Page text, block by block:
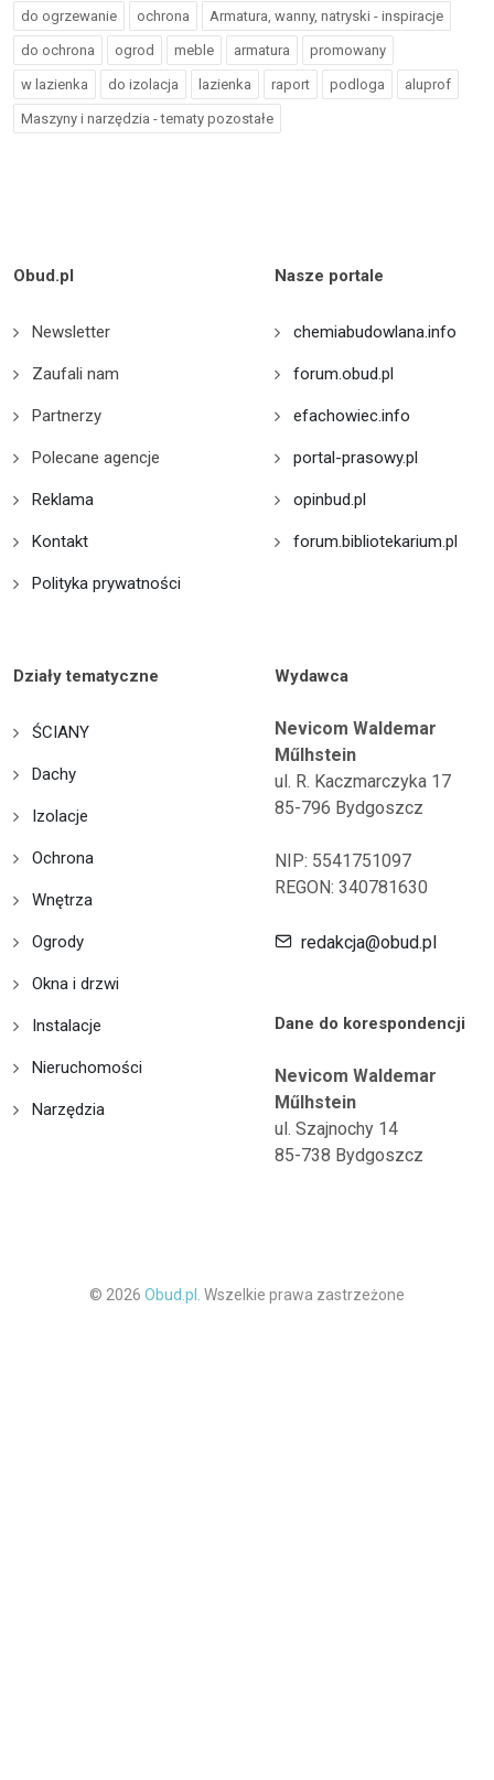
do ogrzewanie ochrona Armatura, wanny, natryski - inspiracje
do ochrona ogrod meble armatura promowany
w lazienka do izolacja lazienka raport podloga aluprof
Maszyny i narzędzia - tematy pozostałe
Obud.pl
Newsletter
Zaufali nam
Partnerzy
Polecane agencje
Reklama
Kontakt
Polityka prywatności
Nasze portale
chemiabudowlana.info
forum.obud.pl
efachowiec.info
portal-prasowy.pl
opinbud.pl
forum.bibliotekarium.pl
Działy tematyczne
ŚCIANY
Dachy
Izolacje
Ochrona
Wnętrza
Ogrody
Okna i drzwi
Instalacje
Nieruchomości
Narzędzia
Wydawca
Nevicom Waldemar
Műlhstein
ul. R. Kaczmarczyka 17
85-796 Bydgoszcz
NIP: 5541751097
REGON: 340781630
redakcja@obud.pl
Dane do korespondencji
Nevicom Waldemar
Műlhstein
ul. Szajnochy 14
85-738 Bydgoszcz
© 2026 Obud.pl. Wszelkie prawa zastrzeżone